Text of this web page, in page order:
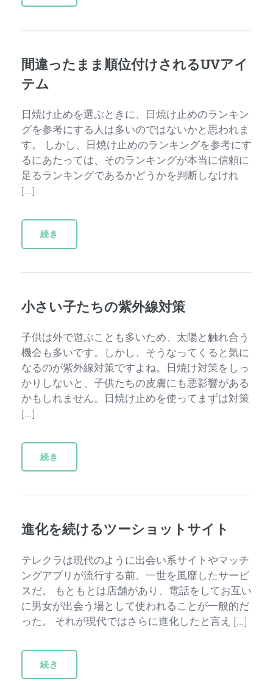
間違ったまま順位付けされるUVアイ
テム
日焼け止めを選ぶときに、日焼け止めのランキン
グを参考にする人は多いのではないかと思われま
す。 しかし、日焼け止めのランキングを参考にす
るにあたっては、そのランキングが本当に信頼に
足るランキングであるかどうかを判断しなけれ
[…]
続き
小さい子たちの紫外線対策
子供は外で遊ぶことも多いため、太陽と触れ合う
機会も多いです。しかし、そうなってくると気に
なるのが紫外線対策ですよね。日焼け対策をしっ
かりしないと、子供たちの皮膚にも悪影響がある
かもしれません。日焼け止めを使ってまずは対策
[…]
続き
進化を続けるツーショットサイト
テレクラは現代のように出会い系サイトやマッチ
ングアプリが流行する前、一世を風靡したサービ
スだ。 もともとは店舗があり、電話をしてお互い
に男女が出会う場として使われることが一般的だ
った。 それが現代ではさらに進化したと言え […]
続き